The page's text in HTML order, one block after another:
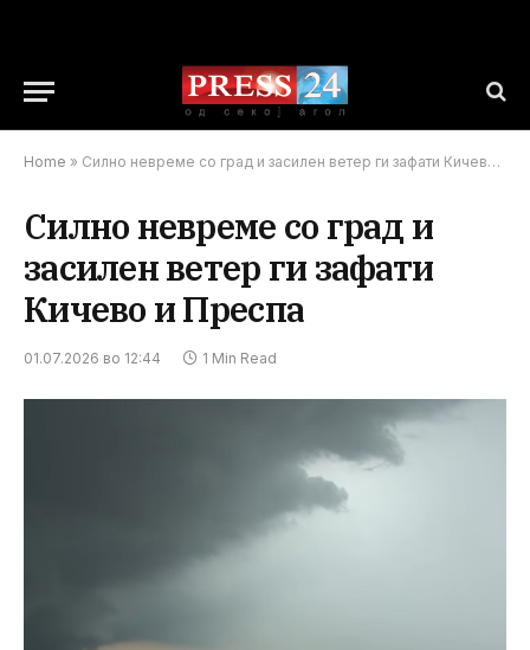
Home » Силно невреме со град и засилен ветер ги зафати Кичево и Преспа
Силно невреме со град и
засилен ветер ги зафати
Кичево и Преспа
01.07.2026 во 12:44 1 Min Read